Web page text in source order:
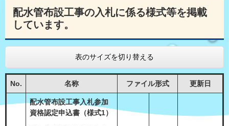
配水管布設工事の入札に係る様式等を掲載
しています。
表のサイズを切り替える
No. 名称 ファイル形式 更新日
配水管布設工事入札参加
資格認定申込書（様式1）